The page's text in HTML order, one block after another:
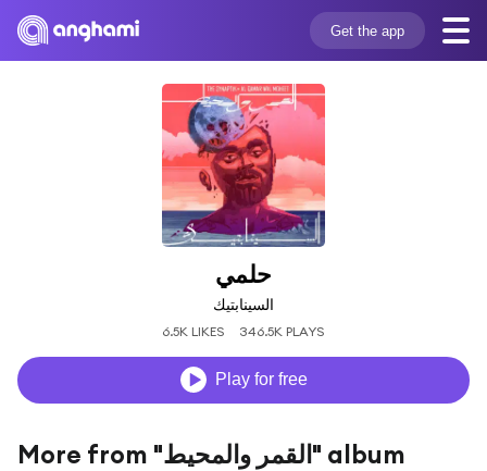
Get the app
حلمي
السينابتيك
6.5K LIKES 346.5K PLAYS
Play for free
More from "القمر والمحيط" album